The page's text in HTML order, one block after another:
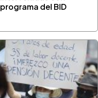
programa del BID